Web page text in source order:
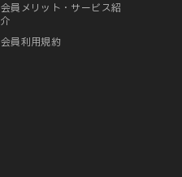
会員メリット・サービス紹
介
会員利用規約